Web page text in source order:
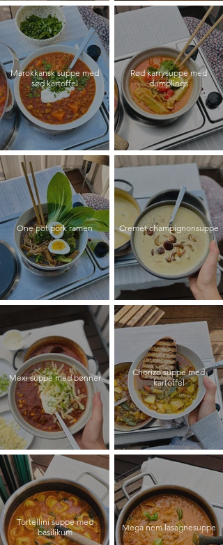
Marokkansk suppe med
sød kartoffel
Rød karrysuppe med
dumplings
One pot pork ramen Cremet champignonsuppe
Mexi suppe med bønner
Chorizo suppe med
kartoffel
Tortellini suppe med
basilikum
Mega nem lasagnesuppe